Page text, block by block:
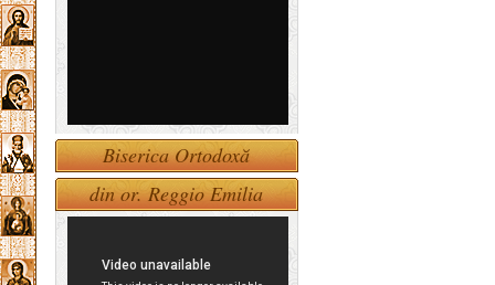
Biserica Ortodoxă
din or. Reggio Emilia